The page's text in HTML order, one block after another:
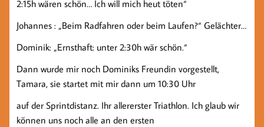
2:15h wären schön… Ich will mich heut töten“
Johannes : „Beim Radfahren oder beim Laufen?“ Gelächter…
Dominik: „Ernsthaft: unter 2:30h wär schön.“
Dann wurde mir noch Dominiks Freundin vorgestellt,
Tamara, sie startet mit mir dann um 10:30 Uhr
auf der Sprintdistanz. Ihr allererster Triathlon. Ich glaub wir
können uns noch alle an den ersten